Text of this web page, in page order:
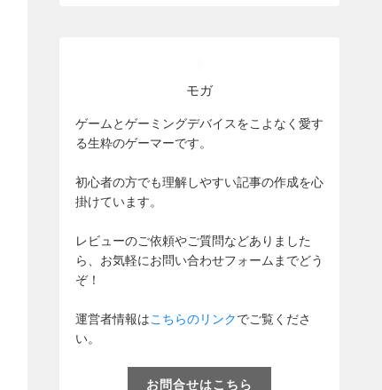
モガ
ゲームとゲーミングデバイスをこよなく愛す
る生粋のゲーマーです。
初心者の方でも理解しやすい記事の作成を心
掛けています。
レビューのご依頼やご質問などありました
ら、お気軽にお問い合わせフォームまでどう
ぞ！
運営者情報はこちらのリンクでご覧くださ
い。
お問合せはこちら